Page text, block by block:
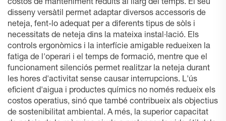
costos de manteniment reduïts al llarg del temps. El seu
disseny versàtil permet adaptar diversos accessoris de
neteja, fent-lo adequat per a diferents tipus de sòls i
necessitats de neteja dins la mateixa instal·lació. Els
controls ergonòmics i la interfície amigable redueixen la
fatiga de l'operari i el temps de formació, mentre que el
funcionament silenciós permet realitzar la neteja durant
les hores d'activitat sense causar interrupcions. L'ús
eficient d'aigua i productes químics no només redueix els
costos operatius, sinó que també contribueix als objectius
de sostenibilitat ambiental. A més, la superior capacitat